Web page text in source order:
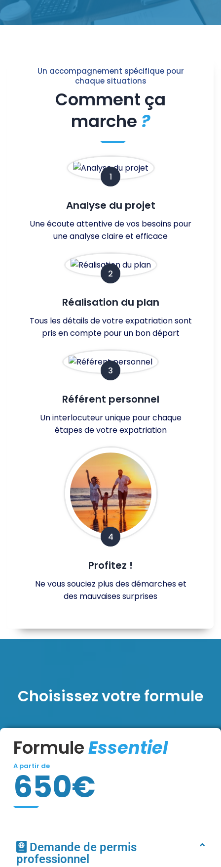
Un accompagnement spécifique pour
chaque situations
Comment ça
marche ?
1
Analyse du projet
Une écoute attentive de vos besoins pour
une analyse claire et efficace
2
Réalisation du plan
Tous les détails de votre expatriation sont
pris en compte pour un bon départ
3
Référent personnel
Un interlocuteur unique pour chaque
étapes de votre expatriation
4
Profitez !
Ne vous souciez plus des démarches et
des mauvaises surprises
Choisissez votre formule
FormuleEssentiel
A partir de
650€
Demande de permis
professionnel